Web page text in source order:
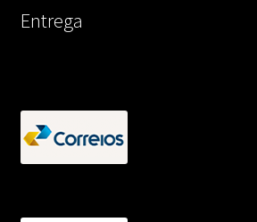
Entrega